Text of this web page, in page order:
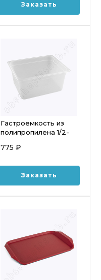
Заказать
Гастроемкость из
полипропилена 1/2-
h=150) 9,5 л
775 ₽
Заказать